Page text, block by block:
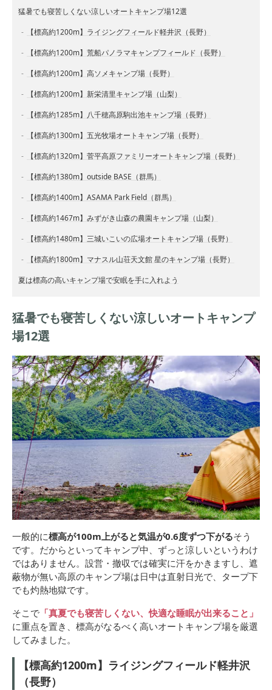
猛暑でも寝苦しくない涼しいオートキャンプ場12選
【標高約1200m】ライジングフィールド軽井沢（長野）
【標高約1200m】荒船パノラマキャンプフィールド（長野）
【標高約1200m】高ソメキャンプ場（長野）
【標高約1200m】新栄清里キャンプ場（山梨）
【標高約1285m】八千穂高原駒出池キャンプ場（長野）
【標高約1300m】五光牧場オートキャンプ場（長野）
【標高約1320m】菅平高原ファミリーオートキャンプ場（長野）
【標高約1380m】outside BASE（群馬）
【標高約1400m】ASAMA Park Field（群馬）
【標高約1467m】みずがき山森の農園キャンプ場（山梨）
【標高約1480m】三城いこいの広場オートキャンプ場（長野）
【標高約1800m】マナスル山荘天文館 星のキャンプ場（長野）
夏は標高の高いキャンプ場で安眠を手に入れよう
猛暑でも寝苦しくない涼しいオートキャンプ
場12選
一般的に標高が100m上がると気温が0.6度ずつ下がるそう
です。だからといってキャンプ中、ずっと涼しいというわけ
ではありません。設営・撤収では確実に汗をかきますし、遮
蔽物が無い高原のキャンプ場は日中は直射日光で、タープ下
でも灼熱地獄です。
そこで 「真夏でも寝苦しくない、快適な睡眠が出来ること」
に重点を置き、標高がなるべく高いオートキャンプ場を厳選
してみました。
【標高約1200m】ライジングフィールド軽井沢
（長野）